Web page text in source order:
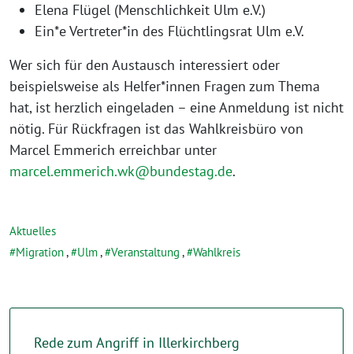
Elena Flügel (Menschlichkeit Ulm e.V.)
Ein*e Vertreter*in des Flüchtlingsrat Ulm e.V.
Wer sich für den Austausch interessiert oder
beispielsweise als Helfer*innen Fragen zum Thema
hat, ist herzlich eingeladen – eine Anmeldung ist nicht
nötig. Für Rückfragen ist das Wahlkreisbüro von
Marcel Emmerich erreichbar unter
marcel.emmerich.wk@bundestag.de.
Aktuelles
Migration, Ulm, Veranstaltung , Wahlkreis
Rede zum Angriff in Illerkirchberg